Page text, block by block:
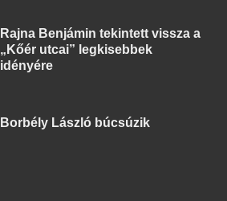
Rajna Benjámin tekintett vissza a
„Kőér utcai” legkisebbek
idényére
Borbély László búcsúzik